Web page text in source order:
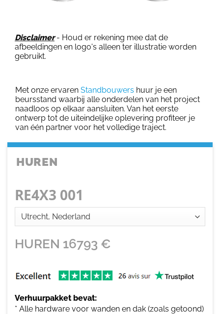
Disclaimer- Houd er rekening mee dat de
afbeeldingen en logo's alleen ter illustratie worden
gebruikt.
Met onze ervaren Standbouwers huur je een
beursstand waarbij alle onderdelen van het project
naadloos op elkaar aansluiten. Van het eerste
ontwerp tot de uiteindelijke oplevering profiteer je
van één partner voor het volledige traject.
HUREN
RE4X3 001
HUREN 16793 €
Verhuurpakket bevat:
* Alle hardware voor wanden en dak (zoals getoond)